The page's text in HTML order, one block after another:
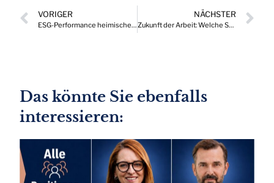
VORIGER
ESG-Performance heimischer börsennotierter Unternehmen besonders stark
NÄCHSTER
Zukunft der Arbeit: Welche Szenarien beeinflussen die neue Arbeitswelt?
Das könnte Sie ebenfalls
interessieren: